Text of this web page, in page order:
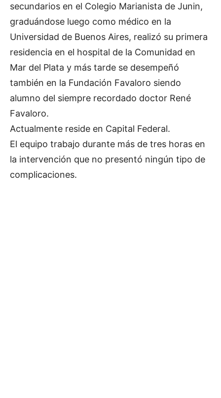
secundarios en el Colegio Marianista de Junin,
graduándose luego como médico en la
Universidad de Buenos Aires, realizó su primera
residencia en el hospital de la Comunidad en
Mar del Plata y más tarde se desempeñó
también en la Fundación Favaloro siendo
alumno del siempre recordado doctor René
Favaloro.
Actualmente reside en Capital Federal.
El equipo trabajo durante más de tres horas en
la intervención que no presentó ningún tipo de
complicaciones.